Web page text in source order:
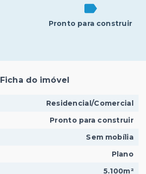
Pronto para construir
Ficha do imóvel
Residencial/Comercial
Pronto para construir
Sem mobília
Plano
5.100m²